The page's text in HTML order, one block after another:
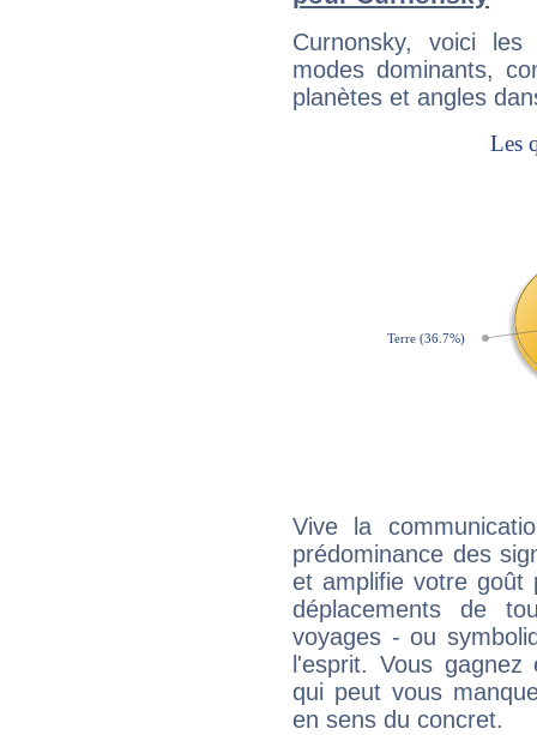
Curnonsky, voici
modes dominants,
planètes et angles
Vive la
prédominance des
et amplifie votre goût
déplacements de
voyages - ou
l'esprit. Vous
qui peut vous
en sens du concret.